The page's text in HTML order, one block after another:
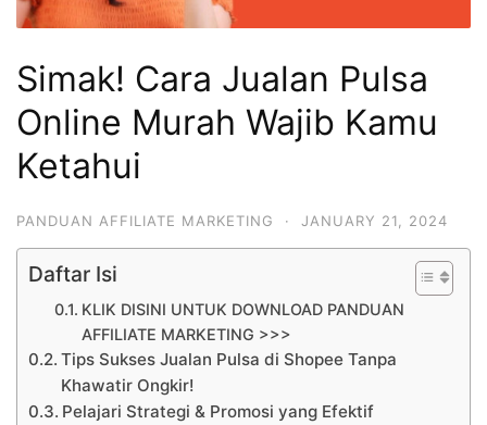
Simak! Cara Jualan Pulsa
Online Murah Wajib Kamu
Ketahui
PANDUAN AFFILIATE MARKETING · JANUARY 21, 2024
Daftar Isi
KLIK DISINI UNTUK DOWNLOAD PANDUAN
AFFILIATE MARKETING >>>
Tips Sukses Jualan Pulsa di Shopee Tanpa
Khawatir Ongkir!
Pelajari Strategi & Promosi yang Efektif